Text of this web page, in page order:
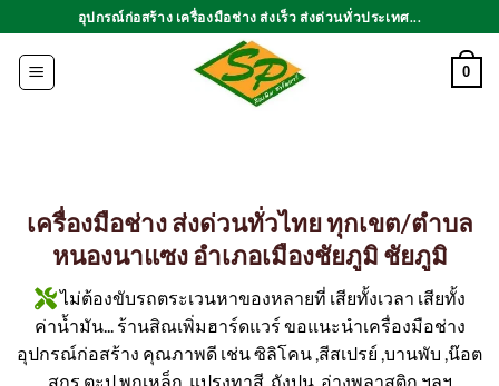
ไป
เนื้อหา
อุปกรณ์ก่อสร้าง เครื่องมือช่าง ส่งเร็ว ส่งด่วนทั่วประเทศ...
0
เครื่องมือช่าง ส่งด่วนทั่วไทย ทุกเขต/ตำบล
หนองนาแซง อำเภอเมืองชัยภูมิ ชัยภูมิ
ไม่ต้องขับรถตระเวนหาของหลายที่ เสียทั้งเวลา เสียทั้ง
ค่าน้ำมัน... ร้านสิณเพิ่มฮาร์ดแวร์ ขอแนะนำเครื่องมือช่าง
อุปกรณ์ก่อสร้าง คุณภาพดี เช่น ซิลิโคน ,สีสเปรย์ ,บานพับ ,น๊อต
สกรู ตะปู,พุกเหล็ก ,แปรงทาสี ,ถังปูน ,อ่างพลาสติก ฯลฯ